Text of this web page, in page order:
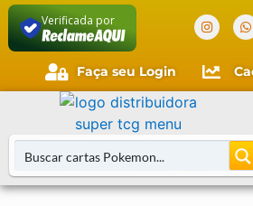
Verificada por
Faça seu Login
Cliente novo?Comece aqui.